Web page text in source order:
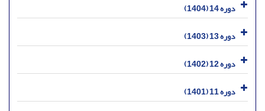
دوره 14 (1404)
دوره 13 (1403)
دوره 12 (1402)
دوره 11 (1401)